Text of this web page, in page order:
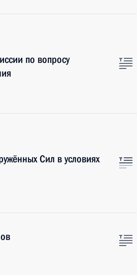
по вопросу
Сил в условиях